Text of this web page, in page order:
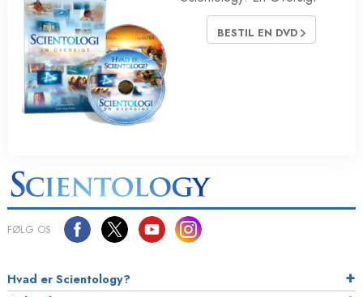
BESTIL EN DVD
FØLG OS
Hvad er Scientology?